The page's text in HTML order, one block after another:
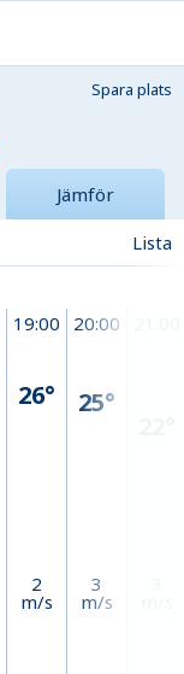
Spara plats
Jämför
Lista
19:00
26°
2
m/s
20:00
25°
3
m/s